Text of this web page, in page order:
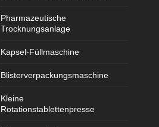
Pharmazeutische
Trocknungsanlage
Kapsel-Füllmaschine
Blisterverpackungsmaschine
Kleine
Rotationstablettenpresse